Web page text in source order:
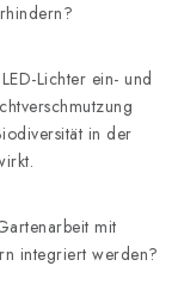
Lichter ein- und
in der
mit
integriert werden?